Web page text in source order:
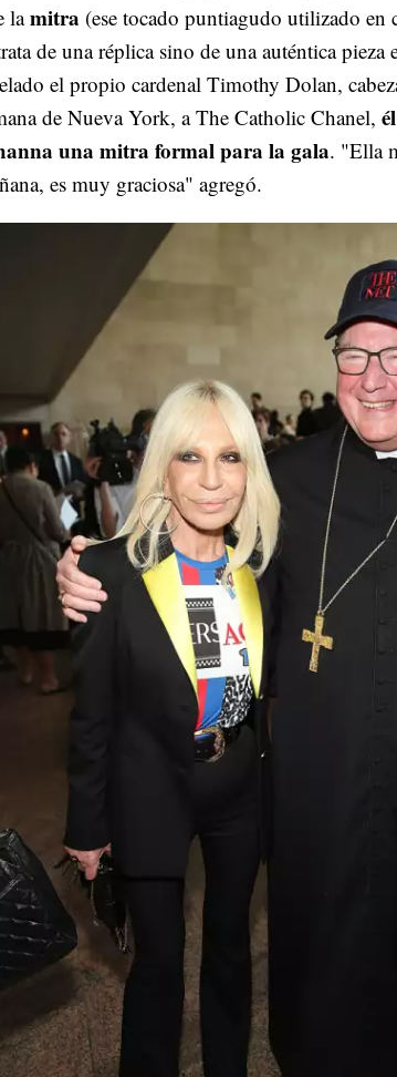
lamitra (ese tocado puntiagudo utilizado en
de una réplica sino de una auténtica pieza
el propio cardenal Timothy Dolan,
de Nueva York, a The Catholic Chanel,
una mitra formal para la gala. "Ella
es muy graciosa" agregó.